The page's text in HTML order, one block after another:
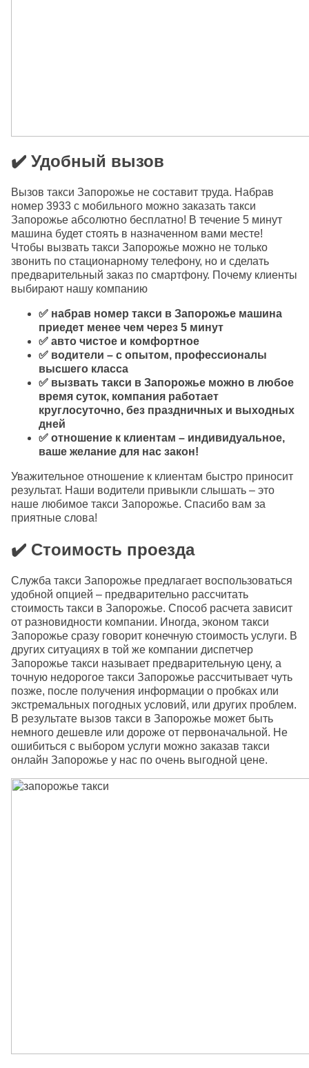
✔️ Удобный вызов
Вызов такси Запорожье не составит труда. Набрав
номер 3933 с мобильного можно заказать такси
Запорожье абсолютно бесплатно! В течение 5 минут
машина будет стоять в назначенном вами месте!
Чтобы вызвать такси Запорожье можно не только
звонить по стационарному телефону, но и сделать
предварительный заказ по смартфону. Почему клиенты
выбирают нашу компанию
✅ набрав номер такси в Запорожье машина
приедет менее чем через 5 минут
✅ авто чистое и комфортное
✅ водители – с опытом, профессионалы
высшего класса
✅ вызвать такси в Запорожье можно в любое
время суток, компания работает
круглосуточно, без праздничных и выходных
дней
✅ отношение к клиентам – индивидуальное,
ваше желание для нас закон!
Уважительное отношение к клиентам быстро приносит
результат. Наши водители привыкли слышать – это
наше любимое такси Запорожье. Спасибо вам за
приятные слова!
✔️ Стоимость проезда
Служба такси Запорожье предлагает воспользоваться
удобной опцией – предварительно рассчитать
стоимость такси в Запорожье. Способ расчета зависит
от разновидности компании. Иногда, эконом такси
Запорожье сразу говорит конечную стоимость услуги. В
других ситуациях в той же компании диспетчер
Запорожье такси называет предварительную цену, а
точную недорогое такси Запорожье рассчитывает чуть
позже, после получения информации о пробках или
экстремальных погодных условий, или других проблем.
В результате вызов такси в Запорожье может быть
немного дешевле или дороже от первоначальной. Не
ошибиться с выбором услуги можно заказав такси
онлайн Запорожье у нас по очень выгодной цене.